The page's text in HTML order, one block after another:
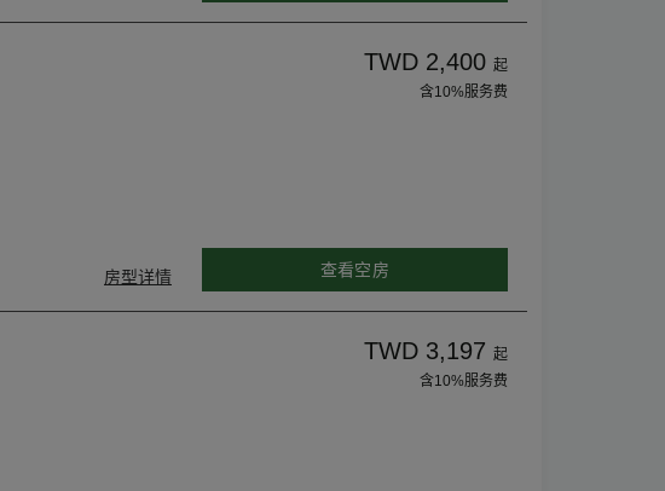
房型详情
TWD 2,400 起
含10%服务费
查看空房
TWD 3,197 起
含10%服务费